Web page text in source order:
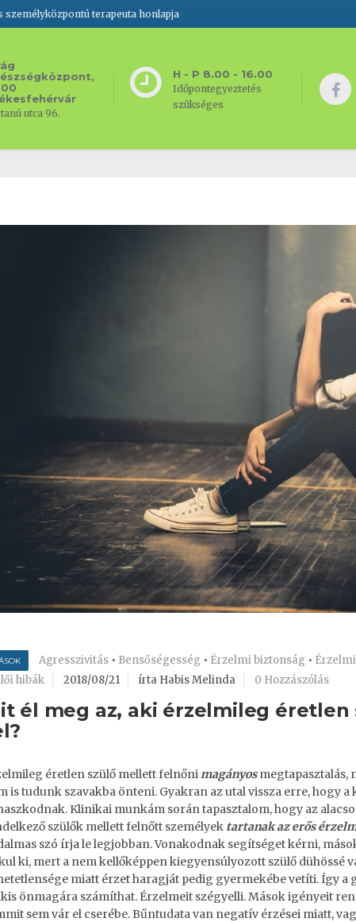
terapeuta honlapja
utca 96.
H - P 8.00 - 16.00
Időpontegyeztetés
szükséges
Agresszivitás • Bensőségesség • Érzelmi biztonság •
hibák
2018/08/21 írta Habis Melinda 0 Hozzászólás
él meg az, aki érzelmileg
éretlen szülő mellett felnőnimagányos megtapasztalás,
is tudunk szavakba önteni. Gyakran az utal vissza erre, hogy
Klinikai munkám során tapasztalom, hogy az
szülők mellett felnőtt személyek tartanak az erős
szó írja le legjobban. Vonakodnak segítséget kérni,
ki, mert a nem kellőképpen kiegyensúlyozott szülő dühössé
miatt érzet haragját pedig gyermekébe vetíti. Így
önmagára számíthat. Érzelmeit szégyelli. Mások igényeit
sem vár el cserébe.Bűntudata van negatív érzései miatt,